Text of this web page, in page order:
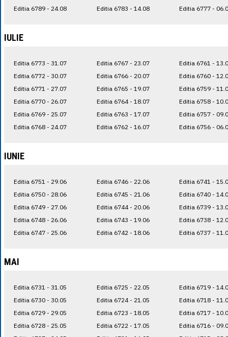
Editia 6789 - 24.08
Editia 6783 - 14.08
Editia 6777 -
IULIE
Editia 6773 - 31.07
Editia 6772 - 30.07
Editia 6771 - 27.07
Editia 6770 - 26.07
Editia 6769 - 25.07
Editia 6768 - 24.07
Editia 6767 - 23.07
Editia 6766 - 20.07
Editia 6765 - 19.07
Editia 6764 - 18.07
Editia 6763 - 17.07
Editia 6762 - 16.07
Editia 6761 -
Editia 6760 -
Editia 6759 -
Editia 6758 -
Editia 6757 -
Editia 6756 -
IUNIE
Editia 6751 - 29.06
Editia 6750 - 28.06
Editia 6749 - 27.06
Editia 6748 - 26.06
Editia 6747 - 25.06
Editia 6746 - 22.06
Editia 6745 - 21.06
Editia 6744 - 20.06
Editia 6743 - 19.06
Editia 6742 - 18.06
Editia 6741 -
Editia 6740 -
Editia 6739 -
Editia 6738 -
Editia 6737 -
MAI
Editia 6731 - 31.05
Editia 6730 - 30.05
Editia 6729 - 29.05
Editia 6728 - 25.05
Editia 6725 - 22.05
Editia 6724 - 21.05
Editia 6723 - 18.05
Editia 6722 - 17.05
Editia 6719 -
Editia 6718 -
Editia 6717 -
Editia 6716 -